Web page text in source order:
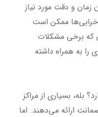
و دقت مورد نیاز
خرابی‌ها ممکن است
که برخی مشکلات
را به همراه داشته
بله، بسیاری از مراکز
ارائه می‌دهند. اما